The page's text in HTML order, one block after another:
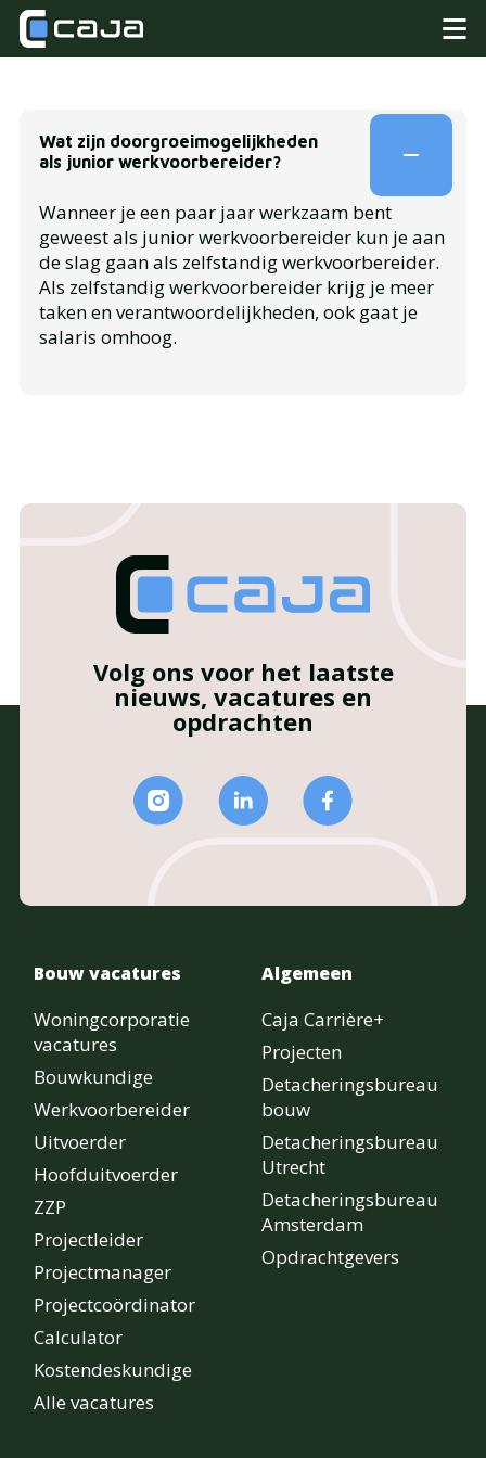
Wat zijn doorgroeimogelijkheden
als junior werkvoorbereider?
Wanneer je een paar jaar werkzaam bent
geweest als junior werkvoorbereider kun je aan
de slag gaan als zelfstandig werkvoorbereider.
Als zelfstandig werkvoorbereider krijg je meer
taken en verantwoordelijkheden, ook gaat je
salaris omhoog.
Volg ons voor het laatste
nieuws, vacatures en
opdrachten
Bouw vacatures
Woningcorporatie
vacatures
Bouwkundige
Werkvoorbereider
Uitvoerder
Hoofduitvoerder
ZZP
Projectleider
Projectmanager
Projectcoördinator
Calculator
Kostendeskundige
Alle vacatures
Algemeen
Caja Carrière+
Projecten
Detacheringsbureau
bouw
Detacheringsbureau
Utrecht
Detacheringsbureau
Amsterdam
Opdrachtgevers